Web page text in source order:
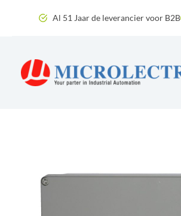
inhoud
Al 51 Jaar de leverancier voor B2B